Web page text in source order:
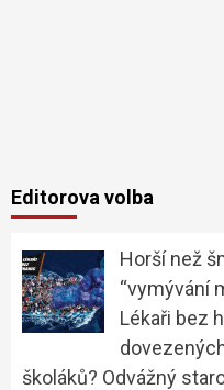
Editorova volba
Horší než
“vymývání
Lékaři bez
školáků? Odvážný